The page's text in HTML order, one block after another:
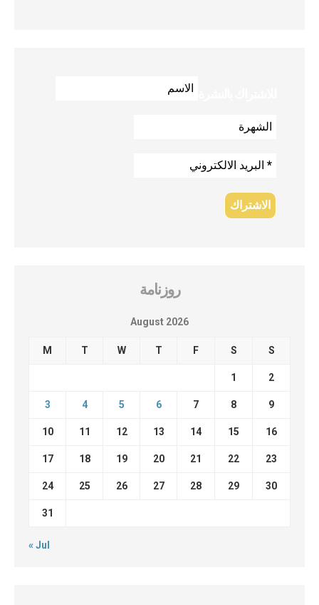
روزنامة
August 2026
M T W T F S S
1 2
3 4 5 6 7 8 9
10 11 12 13 14 15 16
17 18 19 20 21 22 23
24 25 26 27 28 29 30
31
« Jul